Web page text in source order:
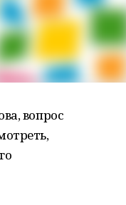
вопрос